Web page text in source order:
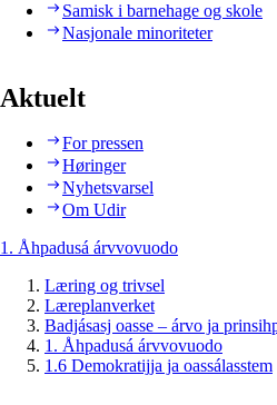
Samisk i barnehage og skole
Nasjonale minoriteter
Aktuelt
For pressen
Høringer
Nyhetsvarsel
Om Udir
1. Åhpadusá árvvovuodo
Læring og trivsel
Læreplanverket
Badjásasj oasse – árvo ja
1. Åhpadusá árvvovuodo
1.6 Demokratijja ja oassálasstem